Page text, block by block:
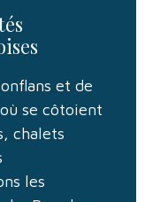
et de
se côtoient
chalets
les